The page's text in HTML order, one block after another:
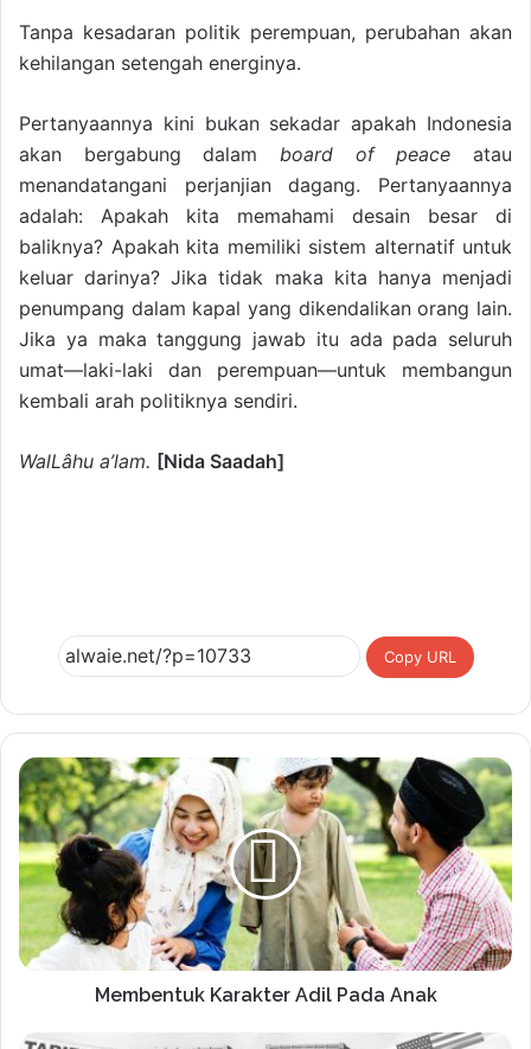
Tanpa kesadaran politik perempuan, perubahan akan
kehilangan setengah energinya.
Pertanyaannya kini bukan sekadar apakah Indonesia
akan bergabung dalam board of peace atau
menandatangani perjanjian dagang. Pertanyaannya
adalah: Apakah kita memahami desain besar di
baliknya? Apakah kita memiliki sistem alternatif untuk
keluar darinya? Jika tidak maka kita hanya menjadi
penumpang dalam kapal yang dikendalikan orang lain.
Jika ya maka tanggung jawab itu ada pada seluruh
umat—laki-laki dan perempuan—untuk membangun
kembali arah politiknya sendiri.
WalLâhu a’lam. [Nida Saadah]
Copy URL
Membentuk Karakter Adil Pada Anak